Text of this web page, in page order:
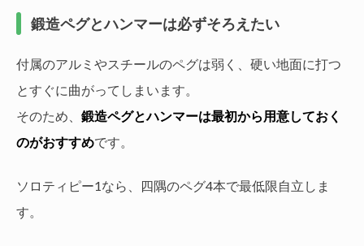
鍛造ペグとハンマーは必ずそろえたい
付属のアルミやスチールのペグは弱く、硬い地面に打つ
とすぐに曲がってしまいます。
そのため、 鍛造ペグとハンマーは最初から用意しておく
のがおすすめです。
ソロティピー1なら、四隅のペグ4本で最低限自立しま
す。